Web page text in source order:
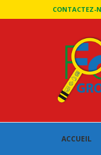
CONTACTEZ-
ACCUEIL